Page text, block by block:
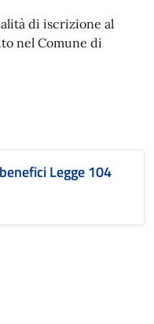
di iscrizione al
nel Comune di
Legge 104